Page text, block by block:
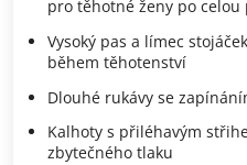
pro těhotné ženy po celou
Vysoký pas a límec
během těhotenství
Dlouhé rukávy se
Kalhoty s přiléhavým
zbytečného tlaku